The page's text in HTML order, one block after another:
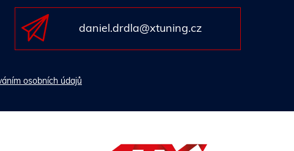
daniel.drdla@xtuning.cz
osobních údajů